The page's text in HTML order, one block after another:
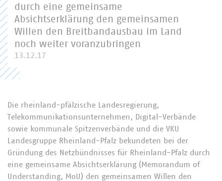
durch eine gemeinsame
Absichtserklärung den gemeinsamen
Willen den Breitbandausbau im Land
noch weiter voranzubringen
13.12.17
Die rheinland-pfälzische Landesregierung,
Telekommunikationsunternehmen, Digital-Verbände
sowie kommunale Spitzenverbände und die VKU
Landesgruppe Rheinland-Pfalz bekundeten bei der
Gründung des Netzbündnisses für Rheinland-Pfalz durch
eine gemeinsame Absichtserklärung (Memorandum of
Understanding, MoU) den gemeinsamen Willen den